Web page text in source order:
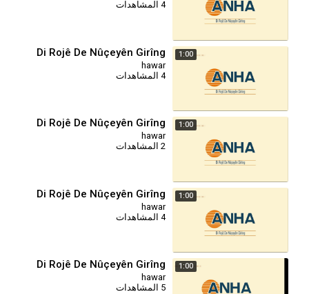
1:00
Di Rojê De Nûçeyên Girîng
hawar
1:00
Di Rojê De Nûçeyên Girîng
hawar
1:00
Di Rojê De Nûçeyên Girîng
hawar
1:00
Di Rojê De Nûçeyên Girîng
hawar